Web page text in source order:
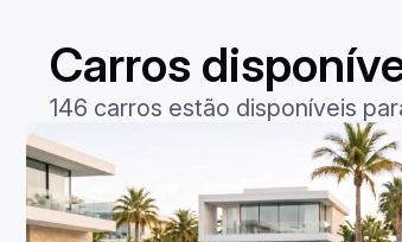
Carros
146 carros estão disponíveis